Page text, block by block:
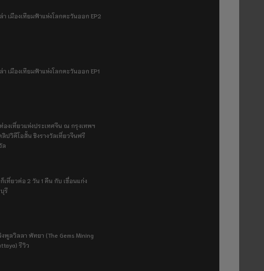
า เมืองเทียมฟ้าแห่งโลกตะวันออก EP2
า เมืองเทียมฟ้าแห่งโลกตะวันออก EP1
องเที่ยวแห่งประเทศจีน ณ กรุงเทพฯ
ปวิดีโอสั้น ชิงรางวัลเที่ยวจีนฟรี
ล
เที่ยวต่อ 2 วัน 1 คืน กับ เขื่อนแก่ง
รี
งพูลวิลลา พัทยา (The Gems Mining
รีวิว